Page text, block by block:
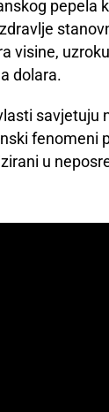
pepela
visine,
dolara.
savjetuju
fenomeni
u